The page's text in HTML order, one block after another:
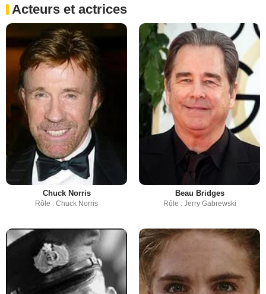
Acteurs et actrices
Chuck Norris
Rôle : Chuck Norris
Beau Bridges
Rôle : Jerry Gabrewski